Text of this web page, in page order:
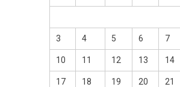
3 4 5 6 7
10 11 12 13 14
17 18 19 20 21